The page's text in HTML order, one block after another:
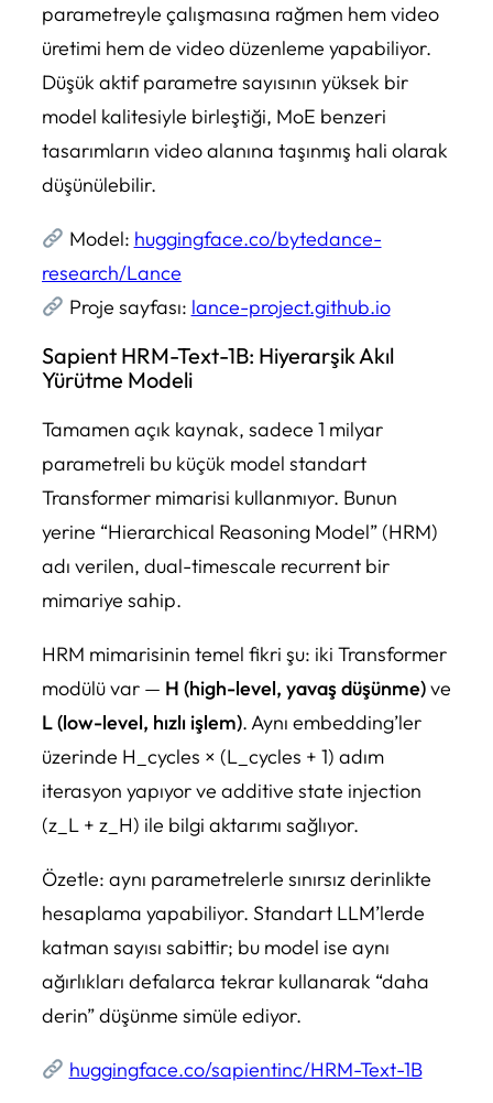
parametreyle çalışmasına rağmen hem video
üretimi hem de video düzenleme yapabiliyor.
Düşük aktif parametre sayısının yüksek bir
model kalitesiyle birleştiği, MoE benzeri
tasarımların video alanına taşınmış hali olarak
düşünülebilir.
Model: huggingface.co/bytedance-
research/Lance
Proje sayfası: lance-project.github.io
Sapient HRM-Text-1B: Hiyerarşik Akıl
Yürütme Modeli
Tamamen açık kaynak, sadece 1 milyar
parametreli bu küçük model standart
Transformer mimarisi kullanmıyor. Bunun
yerine “Hierarchical Reasoning Model” (HRM)
adı verilen, dual-timescale recurrent bir
mimariye sahip.
HRM mimarisinin temel fikri şu: iki Transformer
modülü var — H (high-level, yavaş düşünme)ve
L (low-level, hızlı işlem). Aynı embedding’ler
üzerinde H_cycles × (L_cycles + 1) adım
iterasyon yapıyor ve additive state injection
(z_L + z_H) ile bilgi aktarımı sağlıyor.
Özetle: aynı parametrelerle sınırsız derinlikte
hesaplama yapabiliyor. Standart LLM’lerde
katman sayısı sabittir; bu model ise aynı
ağırlıkları defalarca tekrar kullanarak “daha
derin” düşünme simüle ediyor.
huggingface.co/sapientinc/HRM-Text-1B